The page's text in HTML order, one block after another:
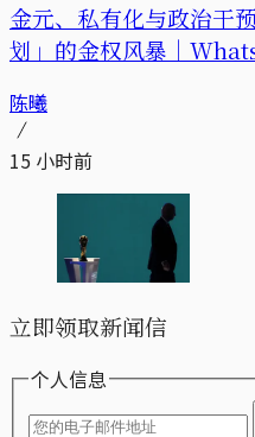
金元、私有化与政治干
划」的金权风暴｜
陈曦
15 小时前
立即领取新闻信
个人信息